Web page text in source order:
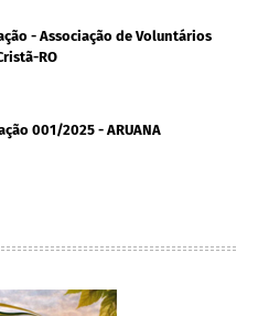
- Associação de Voluntários
RO
001/2025 - ARUANA